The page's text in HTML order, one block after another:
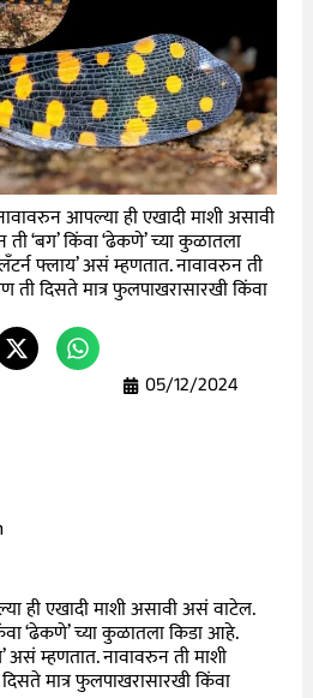
आपल्या ही एखादी माशी असावी
‘बग’ किंवा ‘ढेकणे’ च्या कुळातला
फ्लाय’ असं म्हणतात. नावावरुन ती
ती दिसते मात्र फुलपाखरासारखी किंवा
05/12/2024
ही एखादी माशी असावी असं वाटेल.
‘ढेकणे’ च्या कुळातला किडा आहे.
असं म्हणतात. नावावरुन ती माशी
मात्र फुलपाखरासारखी किंवा